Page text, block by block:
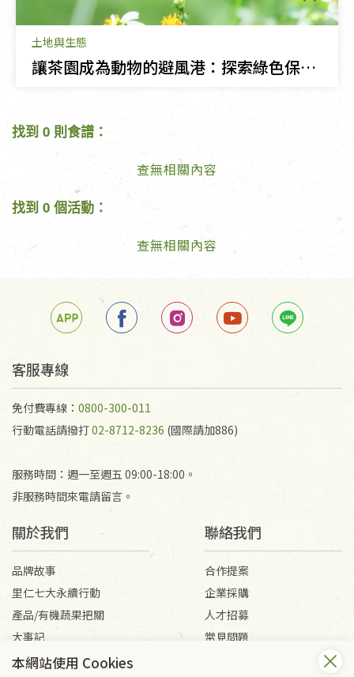
土地與生態
讓茶園成為動物的避風港：探索綠色保育茶品的故事
找到 0 則食譜：
查無相關內容
找到 0 個活動：
查無相關內容
客服專線
免付費專線： 0800-300-011
行動電話請撥打02-8712-8236 (國際請加886)
服務時間：週一至週五 09:00-18:00。
非服務時間來電請留言。
關於我們
品牌故事
里仁七大永續行動
產品/有機蔬果把關
大事記
媒體報導
聯絡我們
合作提案
企業採購
人才招募
常見問題
本網站使用 Cookies